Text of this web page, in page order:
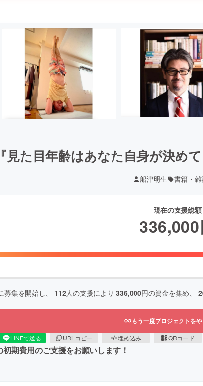
『見た目年齢はあなた自身が決め
船津明生 書籍・
現在の支援総額
336,000
募集を開始し、 112人の支援により 336,000円の資金を集め、
もう一度プロジェクトを
LINEで送る URLコピー 埋め込み QRコード
期費用のご支援をお願いします！